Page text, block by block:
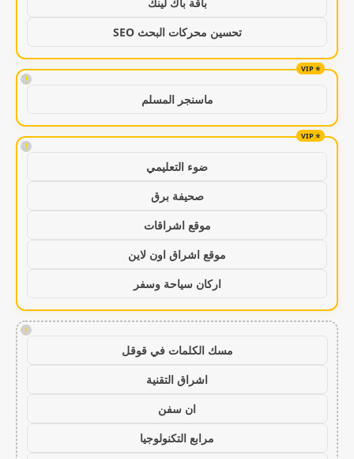
تحسين محركات البحث SEO
!
ماسنجر المسلم
!
ضوء التعليمي
صحيفة برق
موقع اشراقات
موقع اشراق اون لاين
اركان سياحة وسفر
!
مسك الكلمات في قوقل
اشراق التقنية
ان سفن
مرابع التكنولوجيا